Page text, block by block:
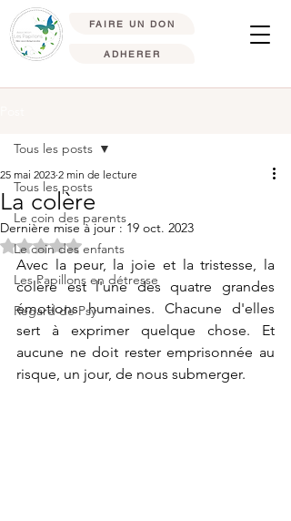
FAIRE UN DON
ADHERER
Tous les posts
Le coin des parents
Le coin des enfants
Les Papillons en détresse
Regard de Psy
Tous les posts
La colère
25 mai 2023 2 min de lecture
Dernière mise à jour :19 oct. 2023
Noté NaN étoiles sur 5.
Avec la peur, la joie et la tristesse, la
colère est l'une des quatre grandes
émotions humaines. Chacune d'elles
sert à exprimer quelque chose. Et
aucune ne doit rester emprisonnée au
risque, un jour, de nous submerger.